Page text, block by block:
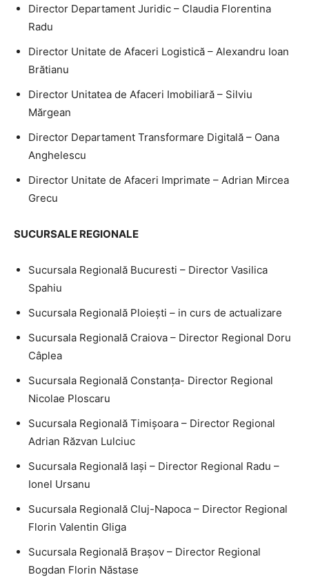
Director Departament Juridic – Claudia Florentina
Radu
Director Unitate de Afaceri Logistică – Alexandru Ioan
Brătianu
Director Unitatea de Afaceri Imobiliară – Silviu
Mărgean
Director Departament Transformare Digitală – Oana
Anghelescu
Director Unitate de Afaceri Imprimate – Adrian Mircea
Grecu
SUCURSALE REGIONALE
Sucursala Regională Bucuresti – Director Vasilica
Spahiu
Sucursala Regională Ploieşti – in curs de actualizare
Sucursala Regională Craiova – Director Regional Doru
Câplea
Sucursala Regională Constanţa- Director Regional
Nicolae Ploscaru
Sucursala Regională Timişoara – Director Regional
Adrian Răzvan Lulciuc
Sucursala Regională Iaşi – Director Regional Radu –
Ionel Ursanu
Sucursala Regională Cluj-Napoca – Director Regional
Florin Valentin Gliga
Sucursala Regională Braşov – Director Regional
Bogdan Florin Năstase